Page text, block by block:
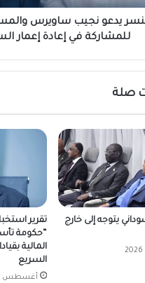
يدعو نجيب ساويرس
للمشاركة في إعادة إعمار
صلة
يتوجه إلى خارج
تقرير
“حكومة
المالية
السريع
أغسطس 9, 2026